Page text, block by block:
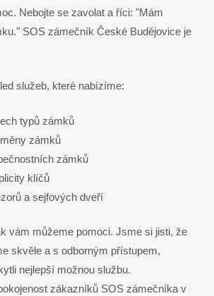
Nebojte se zavolat a říci: "Mám
SOS zámečník České Budějovice je
služeb, které nabízíme:
typů zámků
zámků
zámků
klíčů
a sejfových dveří
vám můžeme pomoci. Jsme si jisti, že
skvěle a s odborným přístupem,
nejlepší možnou službu.